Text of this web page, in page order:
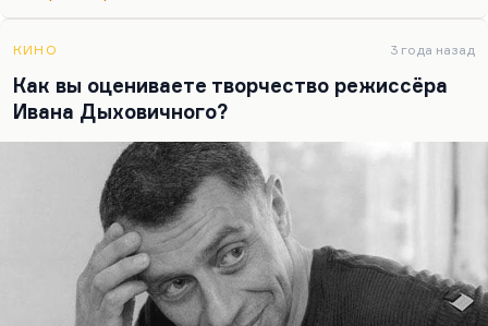
КИНО 3 года назад
Как вы оцениваете творчество режиссёра
Ивана Дыховичного?